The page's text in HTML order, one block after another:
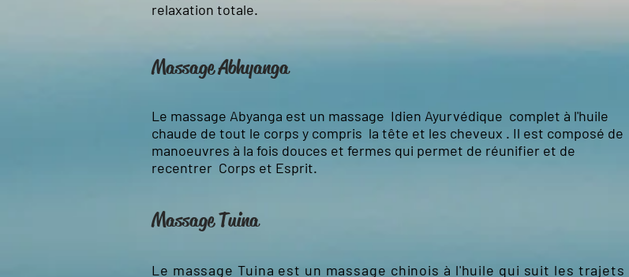
relaxation totale.
Massage Abhyanga
Le massage Abyanga est un massage Idien Ayurvédique complet à l'huile
chaude de tout le corps y compris la tête et les cheveux . Il est composé de
manoeuvres à la fois douces et fermes qui permet de réunifier et de
recentrer Corps et Esprit.
Massage Tuina
Le massage Tuina est un massage chinois à l'huile qui suit les trajets